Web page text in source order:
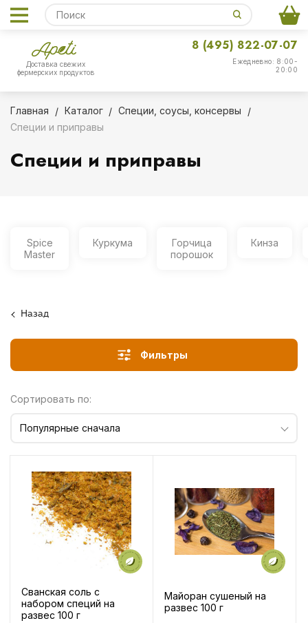
Доставка свежих
фермерских продуктов
Ежедневно: 8:00-
20:00
8 (495) 822-07-07
Главная Каталог
Специи, соусы, консервы
Специи и приправы
Специи и приправы
Spice
Master
Куркума
Горчица
порошок
Кинза
Назад
Фильтры
Сортировать по:
Популярные сначала
Сванская соль с
набором специй на
развес 100 г
Майоран сушеный на
развес 100 г